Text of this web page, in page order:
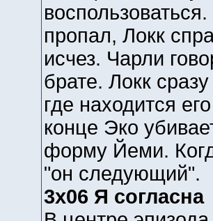
пропал, Локк
исчез. Чарли
брате. Локк
где находится
конце Эко
форму Йеми.
"он следующий".
3x06 Я согласна